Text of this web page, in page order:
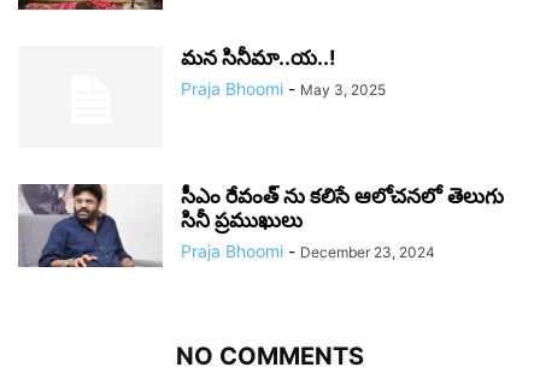
మన సినీమా..య..!
Praja Bhoomi - May 3, 2025
సీఎం రేవంత్‌ ను కలిసే ఆలోచనలో తెలుగు
సినీ ప్రముఖులు
Praja Bhoomi - December 23, 2024
NO COMMENTS